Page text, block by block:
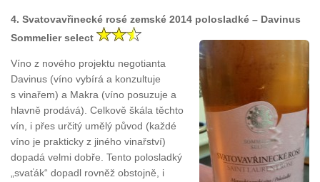
4. Svatovavřinecké rosé zemské 2014 polosladké – Davinus
Sommelier select
Víno z nového projektu negotianta
Davinus (víno vybírá a konzultuje
s vinařem) a Makra (víno posuzuje a
hlavně prodává). Celkově škála těchto
vín, i přes určitý umělý původ (každé
víno je prakticky z jiného vinařství)
dopadá velmi dobře. Tento polosladký
„svaťák“ dopadl rovněž obstojně, i